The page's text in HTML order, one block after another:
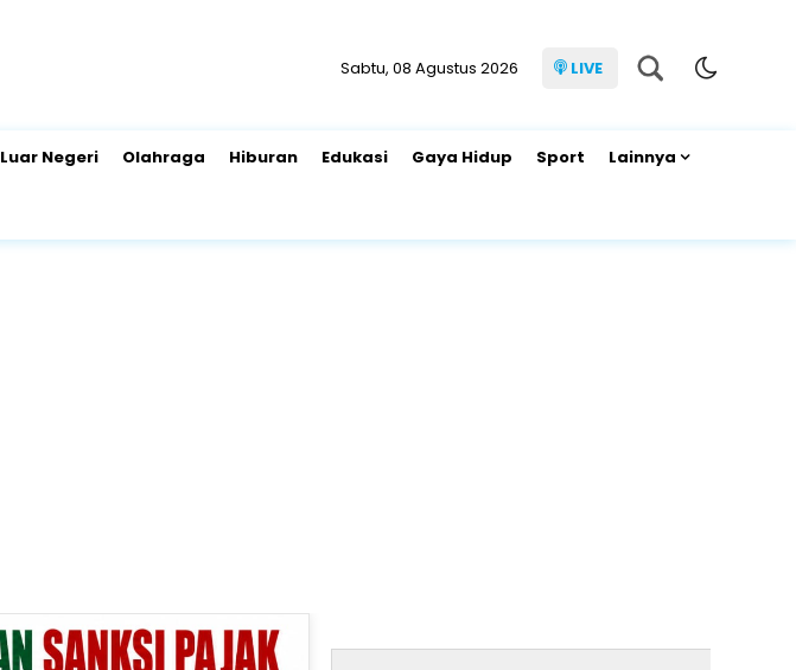
Sabtu, 08 Agustus 2026 LIVE
Luar Negeri Olahraga Hiburan Edukasi Gaya Hidup Sport Lainnya